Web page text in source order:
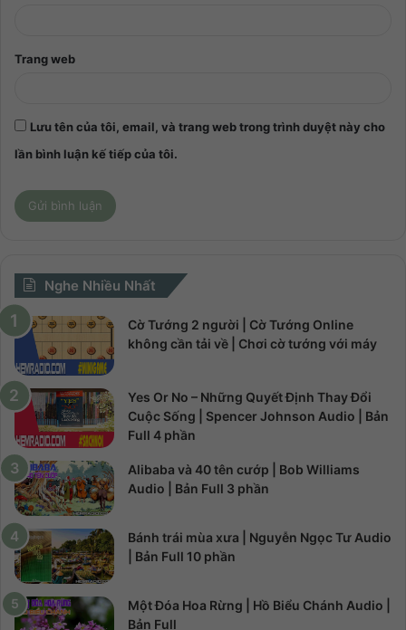
Trang web
Lưu tên của tôi, email, và trang web trong trình duyệt này cho
lần bình luận kế tiếp của tôi.
Nghe Nhiều Nhất
Cờ Tướng 2 người | Cờ Tướng Online
không cần tải về | Chơi cờ tướng với máy
Yes Or No – Những Quyết Định Thay Đổi
Cuộc Sống | Spencer Johnson Audio | Bản
Full 4 phần
Alibaba và 40 tên cướp | Bob Williams
Audio | Bản Full 3 phần
Bánh trái mùa xưa | Nguyễn Ngọc Tư Audio
| Bản Full 10 phần
Một Đóa Hoa Rừng | Hồ Biểu Chánh Audio |
Bản Full